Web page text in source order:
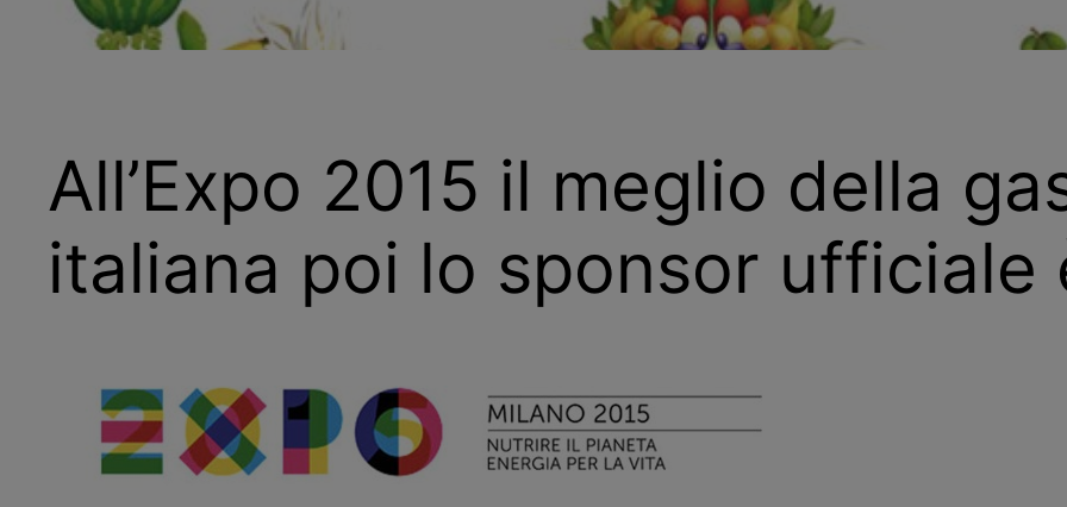
All’Expo 2015 il meglio della
italiana poi lo sponsor ufficiale